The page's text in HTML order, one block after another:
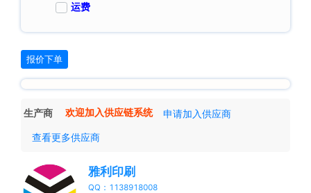
运费
报价下单
生产商 欢迎加入供应链系统
申请加入供应商
查看更多供应商
雅利印刷
QQ：1138918008